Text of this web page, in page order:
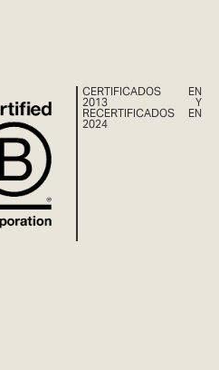
CERTIFICADOS EN
2013 Y
RECERTIFICADOS EN
2024